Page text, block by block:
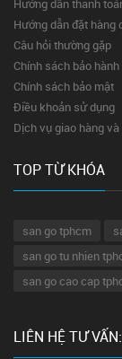
Hướng dẫn thanh
Hướng dẫn đặt hàng
Câu hỏi thường gặp
Chính sách bảo hành
Chính sách bảo mật
Điều khoản sử dụng
Dịch vụ giao hàng
TOP TỪ KHÓA
san go tphcm
san go tu nhien
san go cao cap
LIÊN HỆ TƯ